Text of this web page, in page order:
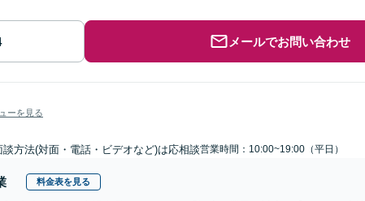
メールでお問い合わせ
ーを見る
談方法(対面・電話・ビデオなど)は応相談営業時間：10:00~19:00（平日）
料金表を見る